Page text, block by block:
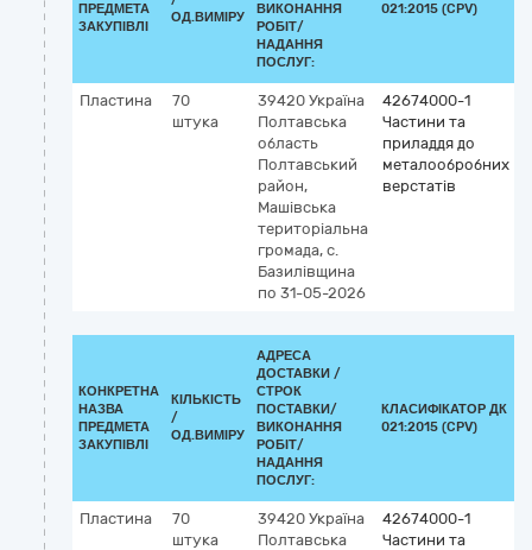
ПРЕДМЕТА
ЗАКУПІВЛІ
ОД.ВИМІРУ
ВИКОНАННЯ
РОБІТ/
НАДАННЯ
ПОСЛУГ:
021:2015 (CPV)
Пластина
70
штука
39420 Україна
Полтавська
область
Полтавський
район,
Машівська
територіальна
громада, с.
Базилівщина
по 31-05-2026
42674000-1
Частини та
приладдя до
металообробних
верстатів
КОНКРЕТНА
НАЗВА
ПРЕДМЕТА
ЗАКУПІВЛІ
КІЛЬКІСТЬ
/
ОД.ВИМІРУ
АДРЕСА
ДОСТАВКИ /
СТРОК
ПОСТАВКИ/
ВИКОНАННЯ
РОБІТ/
НАДАННЯ
ПОСЛУГ:
КЛАСИФІКАТОР ДК
021:2015 (CPV)
Пластина
70
штука
39420 Україна
Полтавська
42674000-1
Частини та